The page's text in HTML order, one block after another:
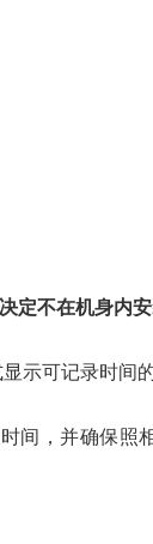
定不在机身内安
示可记录时间
间，并确保照